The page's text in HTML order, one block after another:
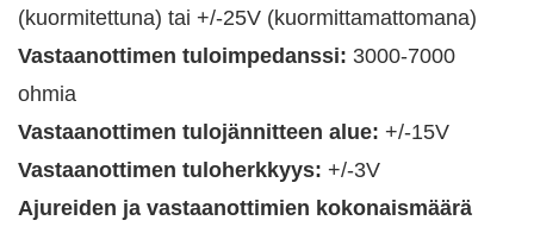
(kuormitettuna) tai +/-25V (kuormittamattomana)
Vastaanottimen tuloimpedanssi: 3000-7000
ohmia
Vastaanottimen tulojännitteen alue: +/-15V
Vastaanottimen tuloherkkyys: +/-3V
Ajureiden ja vastaanottimien kokonaismäärä